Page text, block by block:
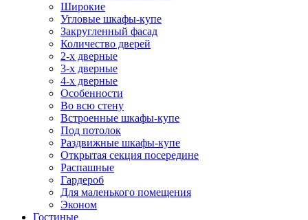
Широкие
Угловые шкафы-купе
Закругленный фасад
Количество дверей
2-х дверные
3-х дверные
4-х дверные
Особенности
Во всю стену
Встроенные шкафы-купе
Под потолок
Раздвижные шкафы-купе
Открытая секция посередине
Распашные
Гардероб
Для маленького помещения
Эконом
Гостиные